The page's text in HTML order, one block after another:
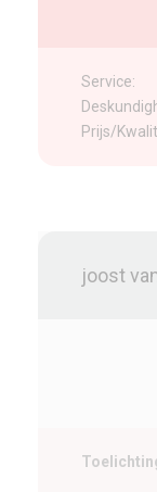
Service:
Prijs/
joost